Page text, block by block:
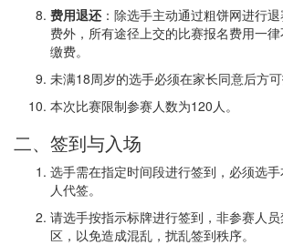
费用退还：除选手主动通过粗饼网进行
费外，所有途径上交的比赛报名费用一
缴费。
未满18周岁的选手必须在家长同意后方可
本次比赛限制参赛人数为120人。
二、签到与入场
选手需在指定时间段进行签到，必须选
人代签。
请选手按指示标牌进行签到，非参赛人
区，以免造成混乱，扰乱签到秩序。